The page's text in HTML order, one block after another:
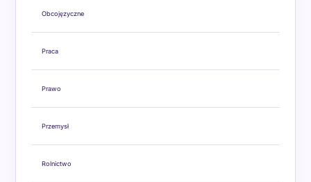
Obcojęzyczne
Praca
Prawo
Przemysł
Rolnictwo